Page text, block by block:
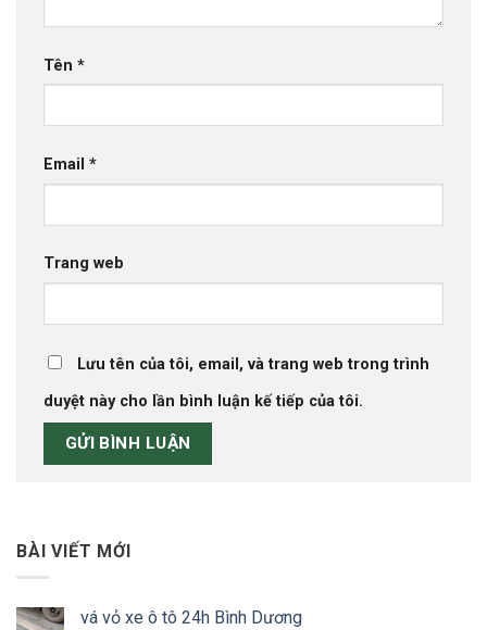
Tên *
Email *
Trang web
Lưu tên của tôi, email, và trang web trong trình
duyệt này cho lần bình luận kế tiếp của tôi.
BÀI VIẾT MỚI
vá vỏ xe ô tô 24h Bình Dương